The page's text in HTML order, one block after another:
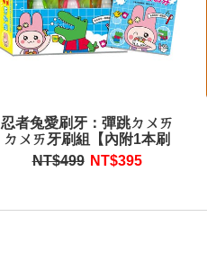
忍者兔愛刷牙：彈跳ㄉㄨㄞ
ㄉㄨㄞ牙刷組【內附1本刷
牙繪本+3枝彈跳動物牙刷】
NT$499 NT$395